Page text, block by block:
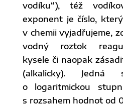
vodíku“), též
exponent je číslo,
v chemii vyjadřujeme,
vodný roztok
kysele či naopak
(alkalicky). Jedná
o logaritmickou
s rozsahem hodnot od